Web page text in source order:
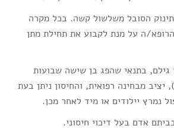
הסובל משלשול קשה. בכל מקרה
ה על מנת לקבוע את תחילת מתן
גילם, בתנאי שהפג בן שישה שבועות
יציב מבחינה רפואית, והחיסון ניתן בעת
נמרץ יילודים או מיד לאחר מכן.
אדם בעל דיכוי חיסוני.